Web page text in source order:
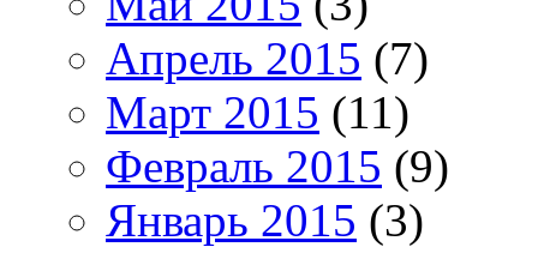
Апрель 2015 (7)
Март 2015 (11)
Февраль 2015 (9)
Январь 2015 (3)